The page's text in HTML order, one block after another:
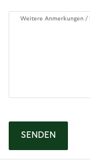
Weitere Anmerkungen /
SENDEN